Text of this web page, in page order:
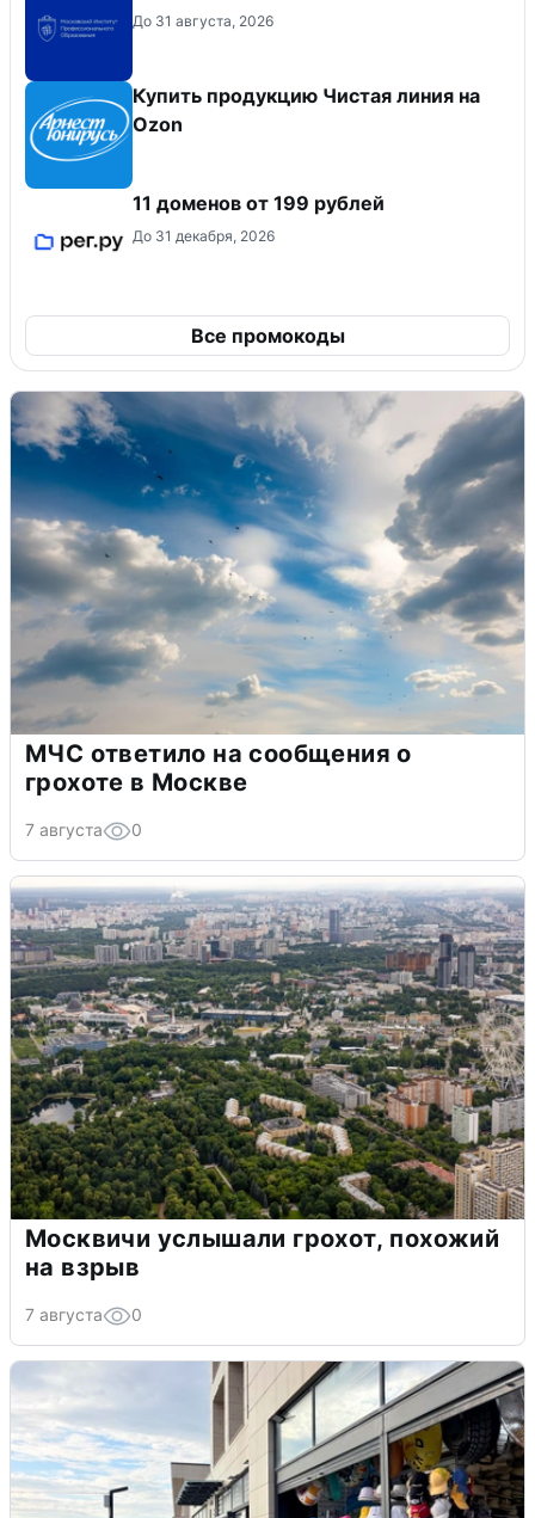
До 31 августа, 2026
Купить продукцию Чистая линия на
Ozon
11 доменов от 199 рублей
До 31 декабря, 2026
Все промокоды
МЧС ответило на сообщения о
грохоте в Москве
7 августа 0
Москвичи услышали грохот, похожий
на взрыв
7 августа 0